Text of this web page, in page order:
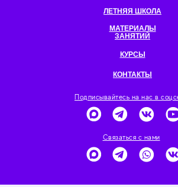
Связаться с нами
Подписывайтесь на нас в
МАТЕРИАЛЫ
ЗАНЯТИЙ
ЛЕТНЯЯ ШКОЛА
КОНТАКТЫ
КУРСЫ